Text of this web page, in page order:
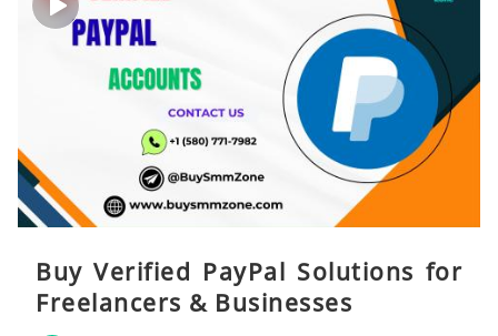
Buy Verified PayPal Solutions for
Freelancers & Businesses